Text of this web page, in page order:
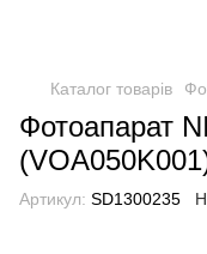
Каталог товарів
Фотоапарат
Артикул: SD1300235